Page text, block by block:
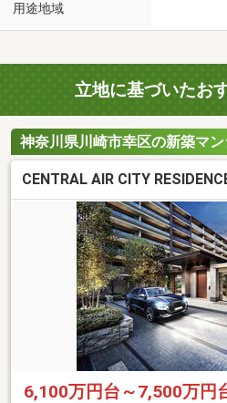
用途地域
立地に基づいたお
神奈川県川崎市幸区の新築マ
CENTRAL AIR CITY
6,100万円台～7,500万円